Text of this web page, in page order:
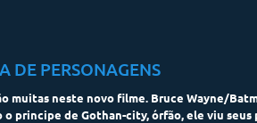
DE PERSONAGENS
muitas neste novo filme. Bruce Wayne/
o principe de Gothan-city, órfão, ele viu seus